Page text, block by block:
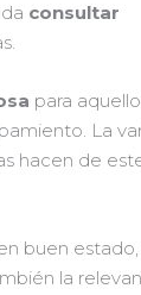
consultar
para
La
hacen de
buen
la